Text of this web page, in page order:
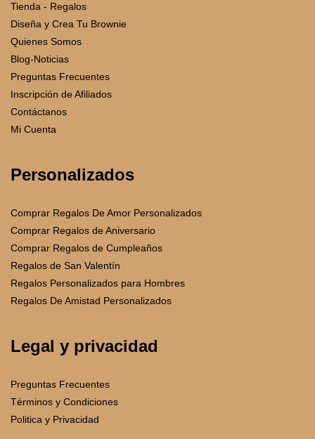
Tienda - Regalos
Diseña y Crea Tu Brownie
Quienes Somos
Blog-Noticias
Preguntas Frecuentes
Inscripción de Afiliados
Contáctanos
Mi Cuenta
Personalizados
Comprar Regalos De Amor Personalizados
Comprar Regalos de Aniversario
Comprar Regalos de Cumpleaños
Regalos de San Valentín
Regalos Personalizados para Hombres
Regalos De Amistad Personalizados
Legal y privacidad
Preguntas Frecuentes
Términos y Condiciones
Politica y Privacidad